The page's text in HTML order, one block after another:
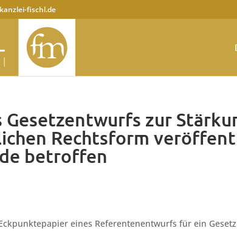
fischl.de
Gesetzentwurfs zur
Rechtsform
betroffen
eines Referentenentwurfs für ein